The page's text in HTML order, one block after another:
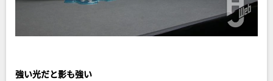
強い光だと影も強い